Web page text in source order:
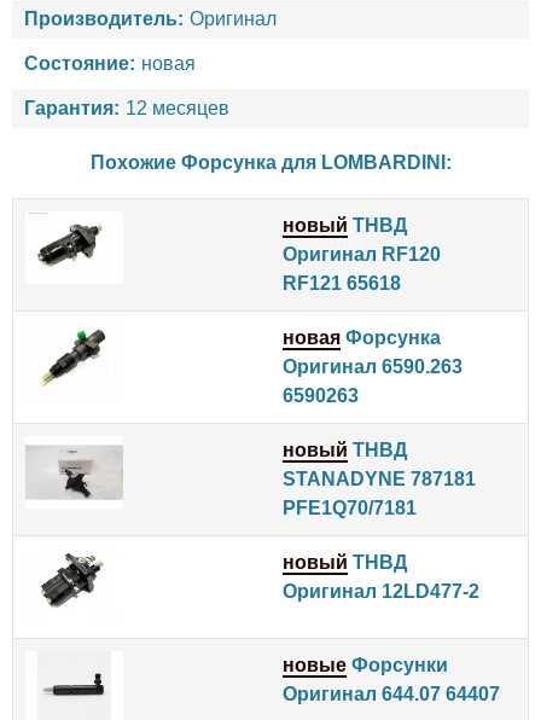
Производитель: Оригинал
Состояние: новая
Гарантия: 12 месяцев
Похожие Форсунка для LOMBARDINI :
новый ТНВД
Оригинал RF120
RF121 65618
новая Форсунка
Оригинал 6590.263
6590263
новый ТНВД
STANADYNE 787181
PFE1Q70/7181
новый ТНВД
Оригинал 12LD477-2
новые Форсунки
Оригинал 644.07 64407